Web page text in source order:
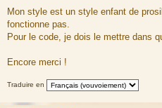
a
g
e
Mon style est un style enfant de
fonctionne pas.
Pour le code, je dois le mettre dans
Encore merci !
Traduire en